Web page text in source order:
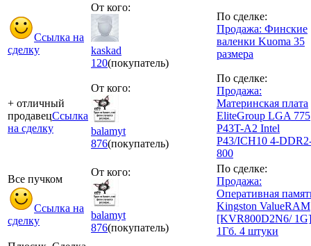
Ссылка на
сделку
От кого:
kaskad
120(покупатель)
По сделке:
Продажа: Финские
валенки Kuoma 35
размера
+ отличный
продавецСсылка
на сделку
От кого:
balamyt
876(покупатель)
По сделке:
Продажа:
Материнская плата
EliteGroup LGA 775
P43T-A2 Intel
P43/ICH10 4-
800
Все пучком
Ссылка на
сделку
От кого:
balamyt
876(покупатель)
По сделке:
Продажа:
Оперативная
Kingston ValueRAM
[KVR800D2N6/ 1G]
1Гб. 4 штуки